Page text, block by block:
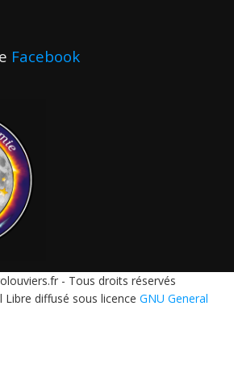
Facebook
- Tous droits réservés
Libre diffusé sous licence GNU General